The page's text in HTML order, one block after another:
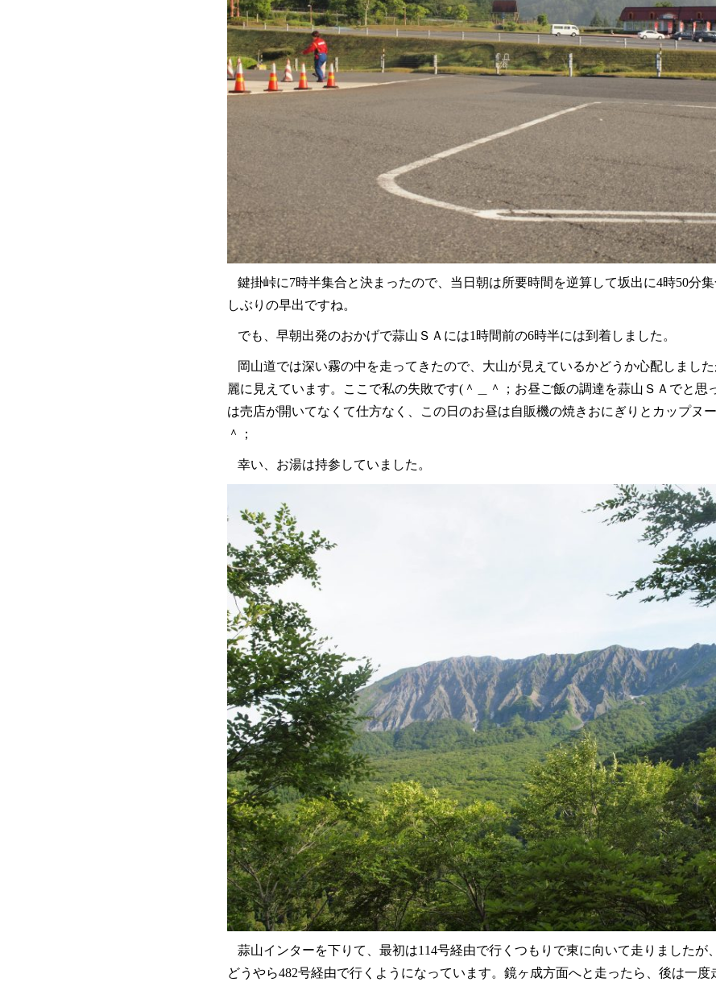
鍵掛峠に7時半集合と決まったので、当日朝は所要時間を逆算して坂出に4時50分
しぶりの早出ですね。
でも、早朝出発のおかげで蒜山ＳＡには1時間前の6時半には到着しました。
岡山道では深い霧の中を走ってきたので、大山が見えているかどうか心配しまし
麗に見えています。ここで私の失敗です(＾＿＾；お昼ご飯の調達を蒜山ＳＡでと思
は売店が開いてなくて仕方なく、この日のお昼は自販機の焼きおにぎりとカップヌー
＾；
幸い、お湯は持参していました。
蒜山インターを下りて、最初は114号経由で行くつもりで東に向いて走りましたが
どうやら482号経由で行くようになっています。鏡ヶ成方面へと走ったら、後は一度